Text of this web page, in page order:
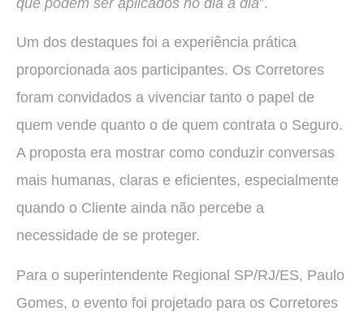
que podem ser aplicados no dia a dia”.
Um dos destaques foi a experiência prática
proporcionada aos participantes. Os Corretores
foram convidados a vivenciar tanto o papel de
quem vende quanto o de quem contrata o Seguro.
A proposta era mostrar como conduzir conversas
mais humanas, claras e eficientes, especialmente
quando o Cliente ainda não percebe a
necessidade de se proteger.
Para o superintendente Regional SP/RJ/ES, Paulo
Gomes, o evento foi projetado para os Corretores